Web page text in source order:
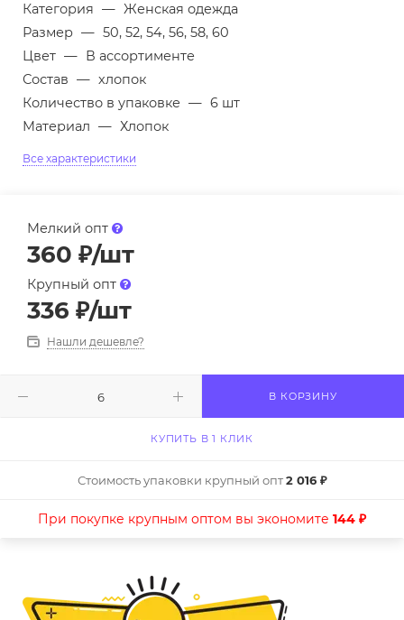
Категория — Женская одежда
Размер — 50, 52, 54, 56, 58, 60
Цвет — В ассортименте
Состав — хлопок
Количество в упаковке — 6 шт
Материал — Хлопок
Все характеристики
Мелкий опт
360 ₽/шт
Крупный опт
336 ₽/шт
Нашли дешевле?
В КОРЗИНУ
КУПИТЬ В 1 КЛИК
Стоимость упаковки крупный опт2 016 ₽
При покупке крупным оптом вы экономите 144 ₽